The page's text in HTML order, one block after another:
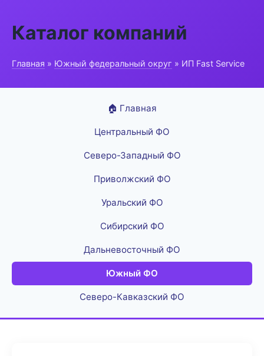
Каталог компаний
Главная » Южный федеральный округ » ИП Fast Service
🏠 Главная
Центральный ФО
Северо-Западный ФО
Приволжский ФО
Уральский ФО
Сибирский ФО
Дальневосточный ФО
Южный ФО
Северо-Кавказский ФО